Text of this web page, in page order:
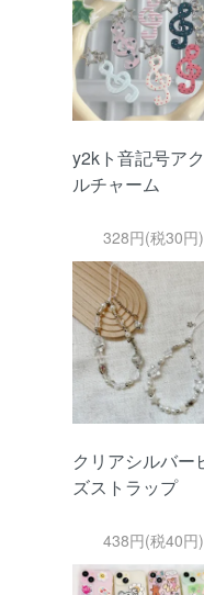
y2kト音記号ア
ルチャーム
328円(税30円)
クリアシルバー
ズストラップ
438円(税40円)